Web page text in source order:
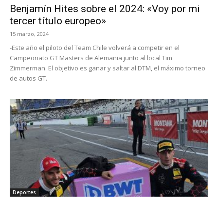
Benjamín Hites sobre el 2024: «Voy por mi
tercer título europeo»
15 marzo, 2024
-Este año el piloto del Team Chile volverá a competir en el
Campeonato GT Masters de Alemania junto al local Tim
Zimmerman. El objetivo es ganar y saltar al DTM, el máximo torneo
de autos GT.
Deportes